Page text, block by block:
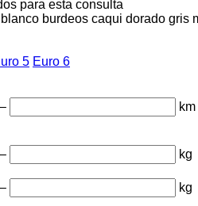
para esta consulta
blanco burdeos caqui dorado gris
5 Euro 6
–
km
–
kg
–
kg